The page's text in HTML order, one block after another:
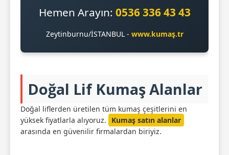
Hemen Arayın: 0536 336 43 43
Zeytinburnu/İSTANBUL - www.kumaş.tr
Doğal Lif Kumaş Alanlar
Doğal liflerden üretilen tüm kumaş çeşitlerini en
yüksek fiyatlarla alıyoruz.
Kumaş satın alanlar
arasında en güvenilir firmalardan biriyiz.